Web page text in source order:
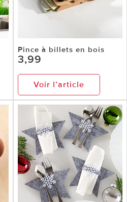
Pince à billets en bois
3,99
Voir l’article